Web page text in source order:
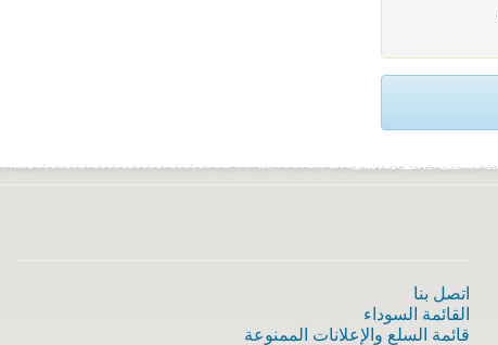
اتصل بنا
القائمة السوداء
قائمة السلع والإعلانات الممنوعة